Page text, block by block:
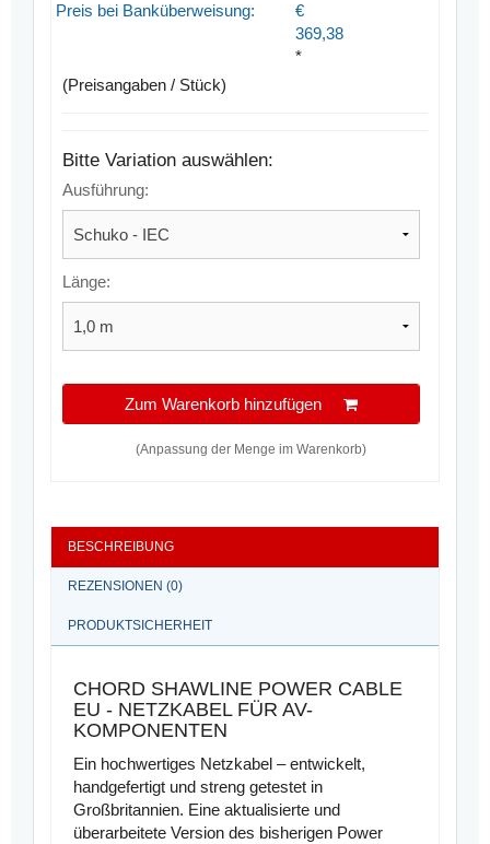
Preis bei Banküberweisung:
€
369,38
*
(Preisangaben / Stück)
Bitte Variation auswählen:
Ausführung:
Länge:
Zum Warenkorb hinzufügen
(Anpassung der Menge im Warenkorb)
BESCHREIBUNG
REZENSIONEN (0)
PRODUKTSICHERHEIT
CHORD SHAWLINE POWER CABLE
EU - NETZKABEL FÜR AV-
KOMPONENTEN
Ein hochwertiges Netzkabel – entwickelt,
handgefertigt und streng getestet in
Großbritannien. Eine aktualisierte und
überarbeitete Version des bisherigen Power